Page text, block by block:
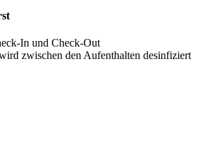
In und Check-Out
zwischen den Aufenthalten desinfiziert